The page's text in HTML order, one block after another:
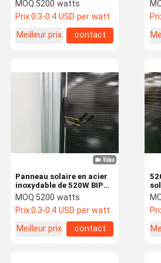
À Propos De
Visite De
Nouvelles Les Affaires
Un
Panneau solaire BIPV
Panneaux photovoltaïques
Carreaux de toits solaires courbes
carreaux de toiture en bi-v
de
48,65 V et puissance
maximale de 530 W
MOQ:5200 watts
Prix:0.3-0.4 USD per watt
Meilleur prix
contact
Panneau solaire en acier
inoxydable de 520W BIPV
avec modules cellulaires
intégrés
MOQ:5200 watts
Prix:0.3-0.4 USD per watt
Meilleur prix
contact